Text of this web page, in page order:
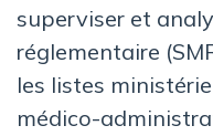
superviser et
réglementaire
les listes
médico-